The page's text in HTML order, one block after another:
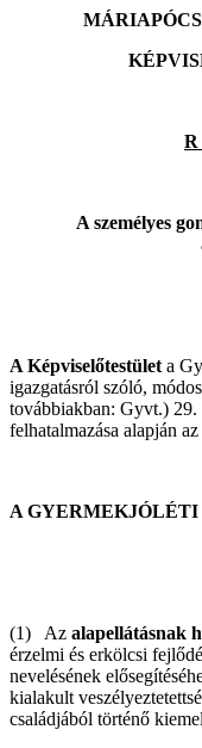
R
A személyes
A Képviselőtestület a
igazgatásról szóló,
továbbiakban: Gyvt.) 29.
felhatalmazása alapján
A
(1) Az alapellátásnak
érzelmi és erkölcsi
nevelésének
kialakult
családjából történő